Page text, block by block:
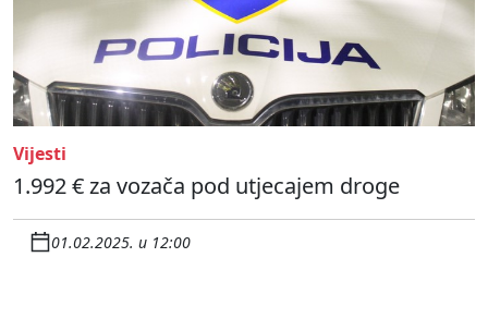
Vijesti
1.992 € za vozača pod utjecajem droge
01.02.2025. u 12:00